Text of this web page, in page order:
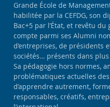
Grande École de
habilitée par la CEFDG, son
Bac+5 par l’État, et revêtu
compte parmi ses Alumni
d’entreprises, de présidents
sociétés… présents dans
Sa pédagogie hors normes,
problématiques actuelles
d’apprendre autrement,
responsables, créatifs,